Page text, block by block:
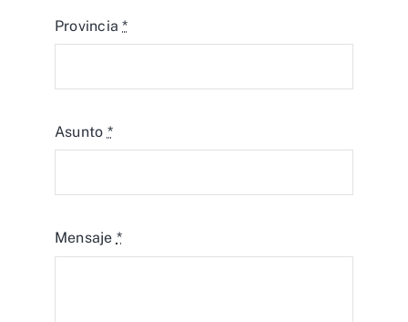
Provincia*
Asunto *
Mensaje *